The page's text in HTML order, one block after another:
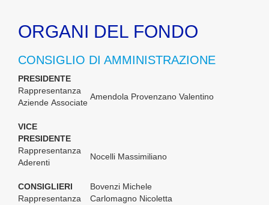
ORGANI DEL FONDO
CONSIGLIO DI AMMINISTRAZIONE
PRESIDENTE
Rappresentanza
Aziende Associate
Amendola Provenzano Valentino
VICE
PRESIDENTE
Rappresentanza
Aderenti
Nocelli Massimiliano
CONSIGLIERI
Bovenzi Michele
Rappresentanza
Carlomagno Nicoletta